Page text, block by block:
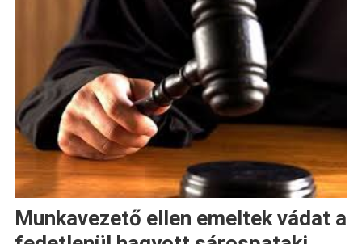
Munkavezető ellen emeltek vádat a